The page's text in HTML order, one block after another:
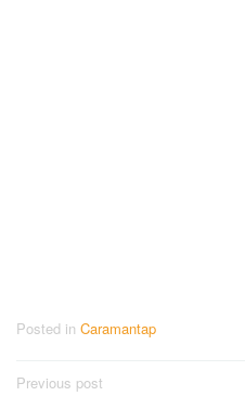
Posted in Caramantap
Post
Previous post